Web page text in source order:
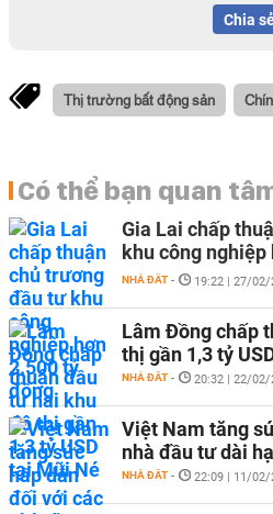
Chia
Thị trường bất động sản
Có thể bạn quan
Gia Lai chấp
khu công
NHÀ ĐẤT - 19:22 | 27/02/
Lâm Đồng chấp
thị gần 1,3 tỷ
NHÀ ĐẤT - 20:32 | 22/02/
Việt Nam tăng
nhà đầu tư dài
NHÀ ĐẤT - 22:09 | 11/02/